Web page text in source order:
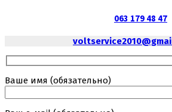
063 179 48 47
Ваше имя (обязательно)